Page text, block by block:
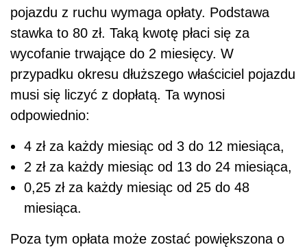
pojazdu z ruchu wymaga opłaty. Podstawa
stawka to 80 zł. Taką kwotę płaci się za
wycofanie trwające do 2 miesięcy. W
przypadku okresu dłuższego właściciel pojazdu
musi się liczyć z dopłatą. Ta wynosi
odpowiednio:
4 zł za każdy miesiąc od 3 do 12 miesiąca,
2 zł za każdy miesiąc od 13 do 24 miesiąca,
0,25 zł za każdy miesiąc od 25 do 48
miesiąca.
Poza tym opłata może zostać powiększona o